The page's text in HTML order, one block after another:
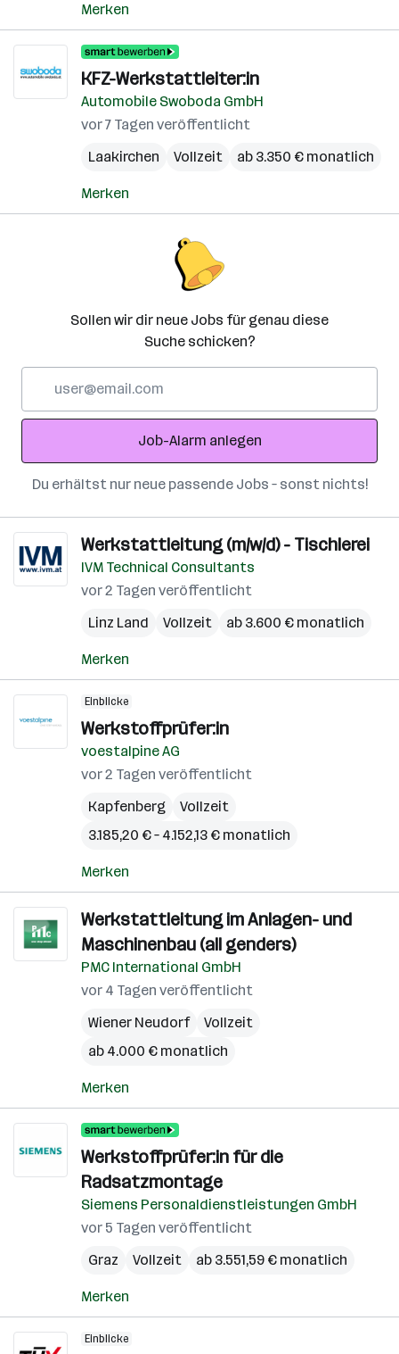
Merken
KFZ-Werkstattleiter:in
Automobile Swoboda GmbH
vor 7 Tagen veröffentlicht
Laakirchen
Vollzeit ab 3.350 € monatlich
Merken
Sollen wir dir neue Jobs für genau diese
Suche schicken?
Adresse
Job-Alarm anlegen
Du erhältst nur neue passende Jobs – sonst nichts!
Werkstattleitung (m/w/d) - Tischlerei
IVM Technical Consultants
vor 2 Tagen veröffentlicht
Linz Land
Vollzeit ab 3.600 € monatlich
Merken
Einblicke
Werkstoffprüfer:in
voestalpine AG
vor 2 Tagen veröffentlicht
Kapfenberg
Vollzeit
3.185,20 € – 4.152,13 € monatlich
Merken
Werkstattleitung im Anlagen- und
Maschinenbau (all genders)
PMC International GmbH
vor 4 Tagen veröffentlicht
Wiener Neudorf
Vollzeit
ab 4.000 € monatlich
Merken
Werkstoffprüfer:in für die
Radsatzmontage
Siemens Personaldienstleistungen GmbH
vor 5 Tagen veröffentlicht
Graz
Vollzeit ab 3.551,59 € monatlich
Merken
Einblicke